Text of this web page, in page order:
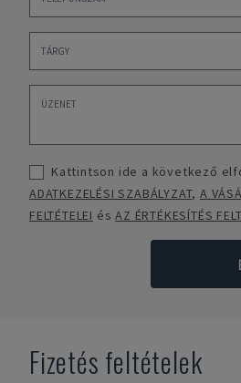
Kattintson ide a következő
ADATKEZELÉSI SZABÁLYZAT,A
FELTÉTELEI ésAZ ÉRTÉKESÍTÉS
Fizetés feltételek